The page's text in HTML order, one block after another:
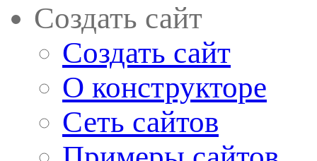
Создать сайт
Создать сайт
О конструкторе
Сеть сайтов